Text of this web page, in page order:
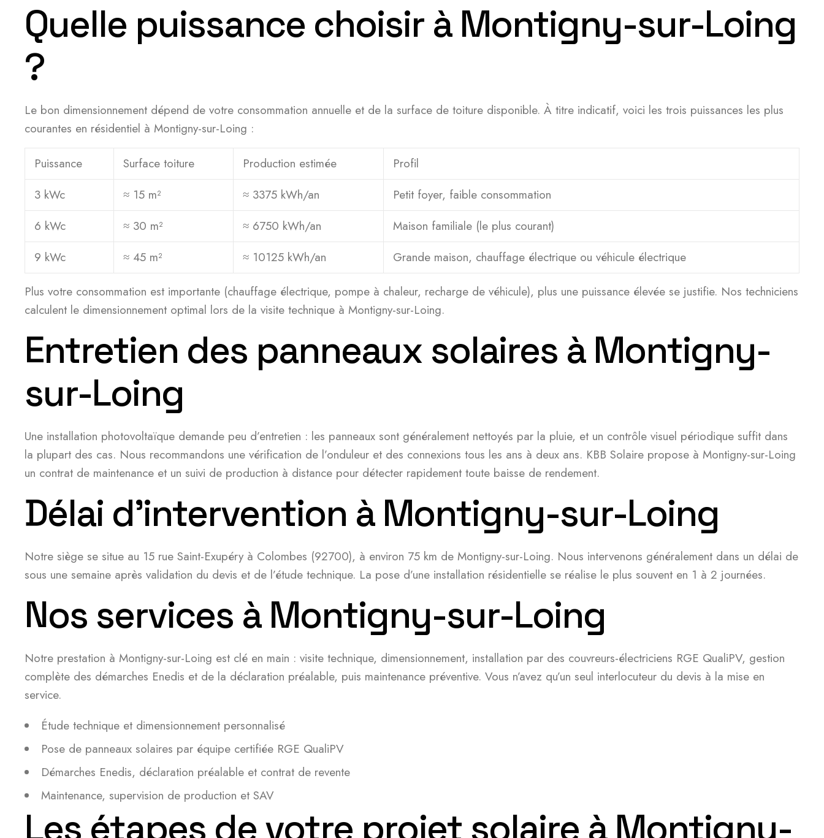
Quelle puissance choisir à Montigny-sur-Loing
?
Le bon dimensionnement dépend de votre consommation annuelle et de la surface de toiture disponible. À titre indicatif, voici les trois puissances les plus
courantes en résidentiel à Montigny-sur-Loing :
Puissance Surface toiture Production estimée
Profil
3 kWc
≈ 15 m² ≈ 3375 kWh/an
Petit foyer, faible consommation
6 kWc
≈ 30 m² ≈ 6750 kWh/an
Maison familiale (le plus courant)
9 kWc
≈ 45 m² ≈ 10125 kWh/an Grande maison, chauffage électrique ou véhicule électrique
Plus votre consommation est importante (chauffage électrique, pompe à chaleur, recharge de véhicule), plus une puissance élevée se justifie. Nos techniciens
calculent le dimensionnement optimal lors de la visite technique à Montigny-sur-Loing.
Entretien des panneaux solaires à Montigny-
sur-Loing
Une installation photovoltaïque demande peu d’entretien : les panneaux sont généralement nettoyés par la pluie, et un contrôle visuel périodique suffit dans
la plupart des cas. Nous recommandons une vérification de l’onduleur et des connexions tous les ans à deux ans. KBB Solaire propose à Montigny-sur-Loing
un contrat de maintenance et un suivi de production à distance pour détecter rapidement toute baisse de rendement.
Délai d’intervention à Montigny-sur-Loing
Notre siège se situe au 15 rue Saint-Exupéry à Colombes (92700), à environ 75 km de Montigny-sur-Loing. Nous intervenons généralement dans un délai de
sous une semaine après validation du devis et de l’étude technique. La pose d’une installation résidentielle se réalise le plus souvent en 1 à 2 journées.
Nos services à Montigny-sur-Loing
Notre prestation à Montigny-sur-Loing est clé en main : visite technique, dimensionnement, installation par des couvreurs-électriciens RGE QualiPV, gestion
complète des démarches Enedis et de la déclaration préalable, puis maintenance préventive. Vous n’avez qu’un seul interlocuteur du devis à la mise en
service.
Étude technique et dimensionnement personnalisé
Pose de panneaux solaires par équipe certifiée RGE QualiPV
Démarches Enedis, déclaration préalable et contrat de revente
Maintenance, supervision de production et SAV
Les étapes de votre projet solaire à Montigny-